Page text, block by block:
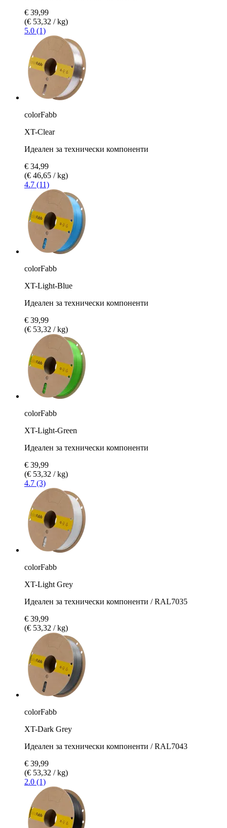
€ 39,99
(€ 53,32 / kg)
5.0 (1)
colorFabb
XT-Clear
Идеален за технически компоненти
€ 34,99
(€ 46,65 / kg)
4.7 (11)
colorFabb
XT-Light-Blue
Идеален за технически компоненти
€ 39,99
(€ 53,32 / kg)
colorFabb
XT-Light-Green
Идеален за технически компоненти
€ 39,99
(€ 53,32 / kg)
4.7 (3)
colorFabb
XT-Light Grey
Идеален за технически компоненти / RAL7035
€ 39,99
(€ 53,32 / kg)
colorFabb
XT-Dark Grey
Идеален за технически компоненти / RAL7043
€ 39,99
(€ 53,32 / kg)
2.0 (1)